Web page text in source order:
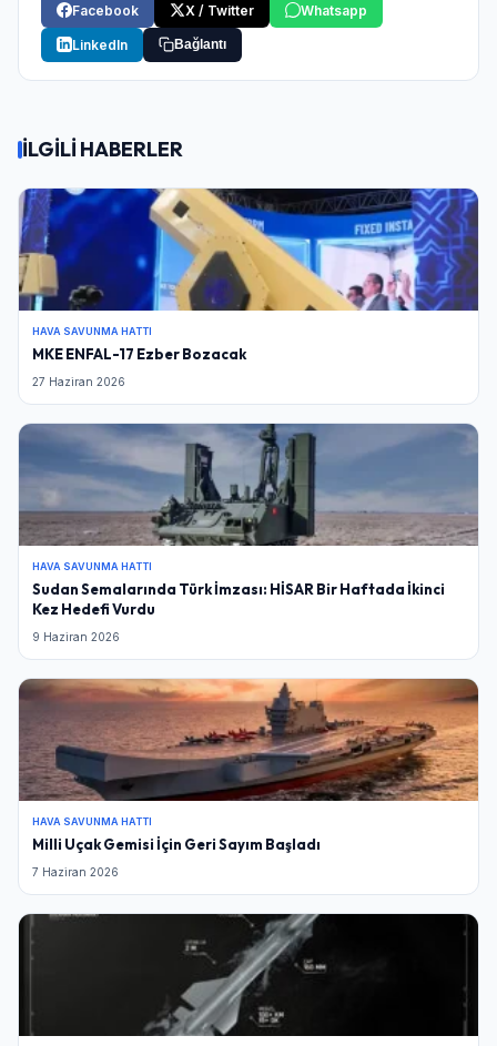
Facebook
X / Twitter Whatsapp
LinkedIn Bağlantı
İLGİLİ HABERLER
HAVA SAVUNMA HATTI
MKE ENFAL-17 Ezber Bozacak
27 Haziran 2026
HAVA SAVUNMA HATTI
Sudan Semalarında Türk İmzası: HİSAR Bir Haftada İkinci
Kez Hedefi Vurdu
9 Haziran 2026
HAVA SAVUNMA HATTI
Milli Uçak Gemisi İçin Geri Sayım Başladı
7 Haziran 2026